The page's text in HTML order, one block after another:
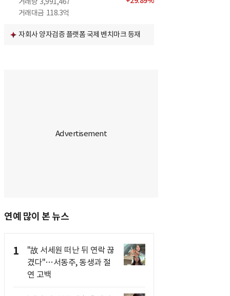
거래대금 118.3억
자회사 양자검증 플랫폼 국제 벤치마크 등재
연예 많이 본 뉴스
1
"故 서세원 떠난 뒤 연락 끊
겼다"…서동주, 동생과 절
연 고백